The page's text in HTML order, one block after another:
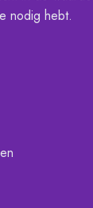
nodig hebt.